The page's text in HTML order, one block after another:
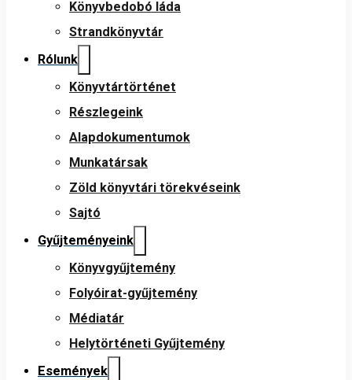
Könyvbedobó láda
Strandkönyvtár
Rólunk
Könyvtártörténet
Részlegeink
Alapdokumentumok
Munkatársak
Zöld könyvtári törekvéseink
Sajtó
Gyűjteményeink
Könyvgyűjtemény
Folyóirat-gyűjtemény
Médiatár
Helytörténeti Gyűjtemény
Események